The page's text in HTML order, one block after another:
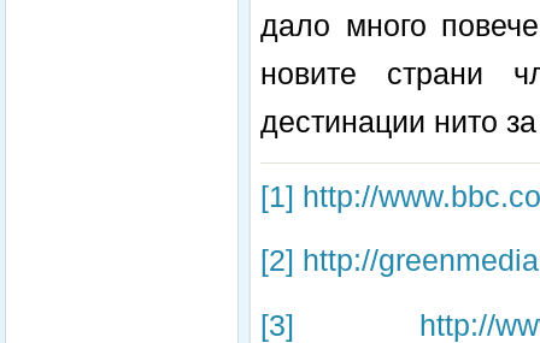
дало много
новите страни
дестинации нито
[1] http://
[2] http://
[3]
http://